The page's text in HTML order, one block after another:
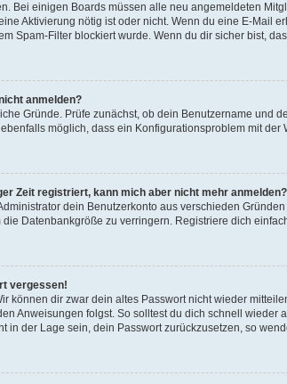
Bei einigen Boards müssen alle neu angemeldeten
Aktivierung nötig ist oder nicht. Wenn du eine E-Mail
Spam-Filter blockiert wurde. Wenn du dir sicher bist,
anmelden?
Gründe. Prüfe zunächst, ob dein Benutzername und
möglich, dass ein Konfigurationsproblem mit
Zeit registriert, kann mich aber nicht mehr
dein Benutzerkonto aus verschieden
Datenbankgröße zu verringern. Registriere dich
vergessen!
können dir zwar dein altes Passwort nicht wieder
Anweisungen folgst. So solltest du dich schnell wieder
in der Lage sein, dein Passwort zurückzusetzen, so